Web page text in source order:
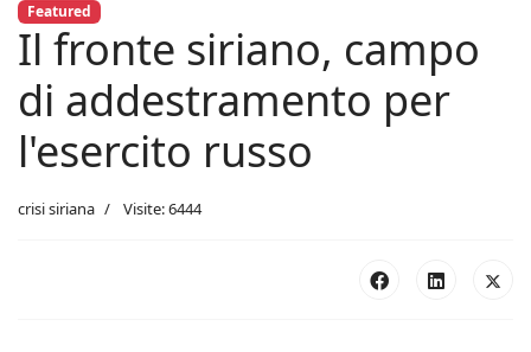
Featured
Il fronte siriano, campo
di addestramento per
l'esercito russo
crisi siriana Visite: 6444